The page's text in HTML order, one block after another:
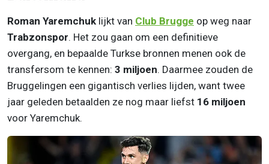
Roman Yaremchuk lijkt van Club Brugge op weg naar
Trabzonspor. Het zou gaan om een definitieve
overgang, en bepaalde Turkse bronnen menen ook de
transfersom te kennen: 3 miljoen. Daarmee zouden de
Bruggelingen een gigantisch verlies lijden, want twee
jaar geleden betaalden ze nog maar liefst 16 miljoen
voor Yaremchuk.